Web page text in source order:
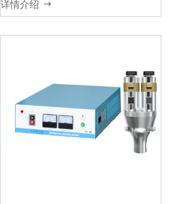
详情介绍
能器谐振频率04、电...
15kHz-3000W 模拟 灵科超声